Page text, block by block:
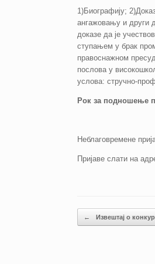
1)Биографију;
ангажовању и други
доказе да је
ступањем у брак
правоснажном
послова у
услова: стручно-
Рок за подношење
Неблаговремене
Пријаве слати на
Кретање чланака
← Извештај о